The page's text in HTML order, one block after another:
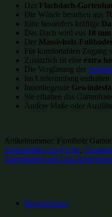
Das Flachdach-
Die Wände bestehen aus
Eine besonders kräftige
Das Dach wird aus 18
Der Massivholz-
Für komfortablen Zugang
Zusätzlich ist eine extra
Die Verglasung der
Im Lieferumfang enthalten
Innenliegende
Sie erhalten das
Andere Maße oder
Artikelnummer: Fjordholz
Gartenhütten aus Fichte,
Gartenhütten mit Glas-
Beschreibung